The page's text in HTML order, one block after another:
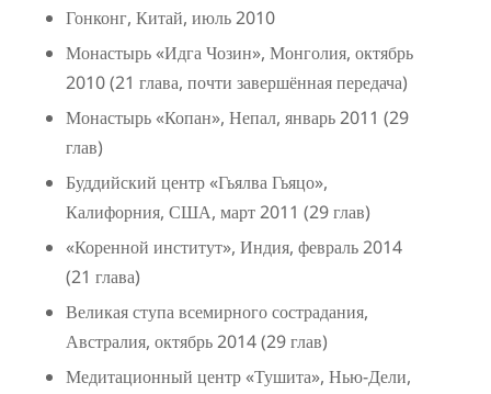
Гонконг, Китай, июль 2010
Монастырь «Идга Чозин», Монголия, октябрь
2010 (21 глава, почти завершённая передача)
Монастырь «Копан», Непал, январь 2011 (29
глав)
Буддийский центр «Гьялва Гьяцо»,
Калифорния, США, март 2011 (29 глав)
«Коренной институт», Индия, февраль 2014
(21 глава)
Великая ступа всемирного сострадания,
Австралия, октябрь 2014 (29 глав)
Медитационный центр «Тушита», Нью-Дели,